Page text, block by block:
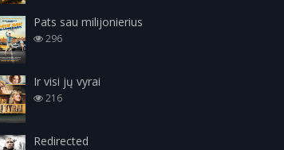
Pats sau milijonierius
296
Ir visi jų vyrai
216
Redirected